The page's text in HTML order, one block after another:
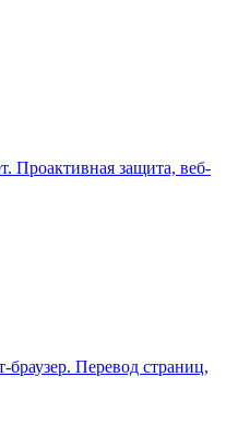
Проактивная защита, веб-
Перевод страниц,